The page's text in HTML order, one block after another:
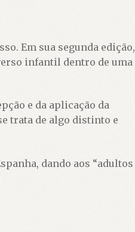
Em sua segunda edição,
infantil dentro de uma
e da aplicação da
trata de algo distinto e
dando aos “adultos